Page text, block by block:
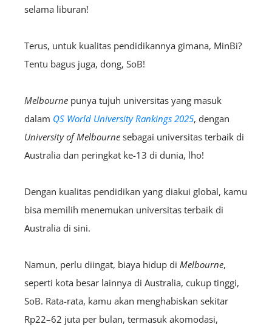
selama liburan!
Terus, untuk kualitas pendidikannya gimana, MinBi?
Tentu bagus juga, dong, SoB!
Melbourne punya tujuh universitas yang masuk
dalam QS World University Rankings 2025, dengan
University of Melbourne sebagai universitas terbaik di
Australia dan peringkat ke-13 di dunia, lho!
Dengan kualitas pendidikan yang diakui global, kamu
bisa memilih menemukan universitas terbaik di
Australia di sini.
Namun, perlu diingat, biaya hidup di Melbourne,
seperti kota besar lainnya di Australia, cukup tinggi,
SoB. Rata-rata, kamu akan menghabiskan sekitar
Rp22–62 juta per bulan, termasuk akomodasi,